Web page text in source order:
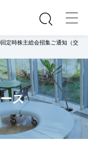
定時株主総会招集ご通知（交
ス